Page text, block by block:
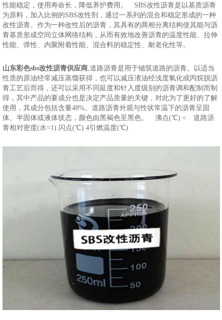
性能稳定，使用寿命长，降低养护费用。 SBS改性沥青是以基质沥青
为原料，加入比例的SBS改性剂，通过一系列的混合和稳定形成的一种
改性沥青。作为一种改性后的沥青，其具有的两相分离结构使其能与沥
青基质形成空间立体网络结构，从而有效地改善沥青的温度性能、拉伸
性能、弹性、内聚附着性能、混合料的稳定性、耐老化性等。
山东彩色sbs改性沥青供应商,道路沥青是用于铺筑道路的沥青。以适当
性质的原油经常减压蒸馏获得，也可以减压渣油经浅度氧化或丙烷脱沥
青工艺后而得，还可以采用不同延度和针入度级别的沥青调和配制而制
得，其中产品的要成分也是决定产品质量的关键，对此为了更好的了解
使用，其成分包括含量48%。道路沥青外观与性状常温下的沥青呈固
体、半固体或液体状态，颜色由黑褐色至黑色。 沸点(℃) < 道路沥
青相对密度(水=1) 闪点(℃) 4引燃温度(℃)